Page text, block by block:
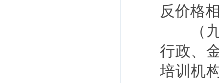
反价格
（九
行政、
培训机